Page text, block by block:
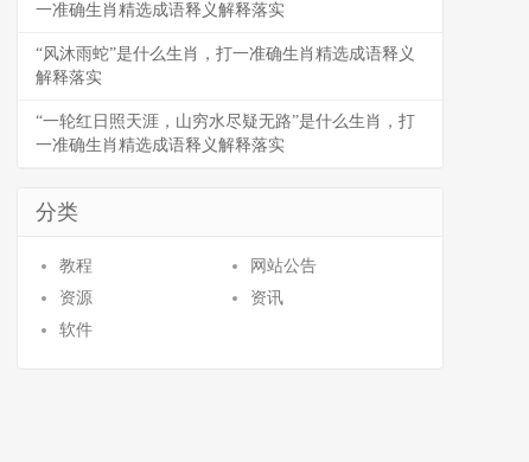
一准确生肖精选成语释义解释落实
“风沐雨蛇”是什么生肖，打一准确生肖精选成语释义
解释落实
“一轮红日照天涯，山穷水尽疑无路”是什么生肖，打
一准确生肖精选成语释义解释落实
分类
教程
网站公告
资源
资讯
软件